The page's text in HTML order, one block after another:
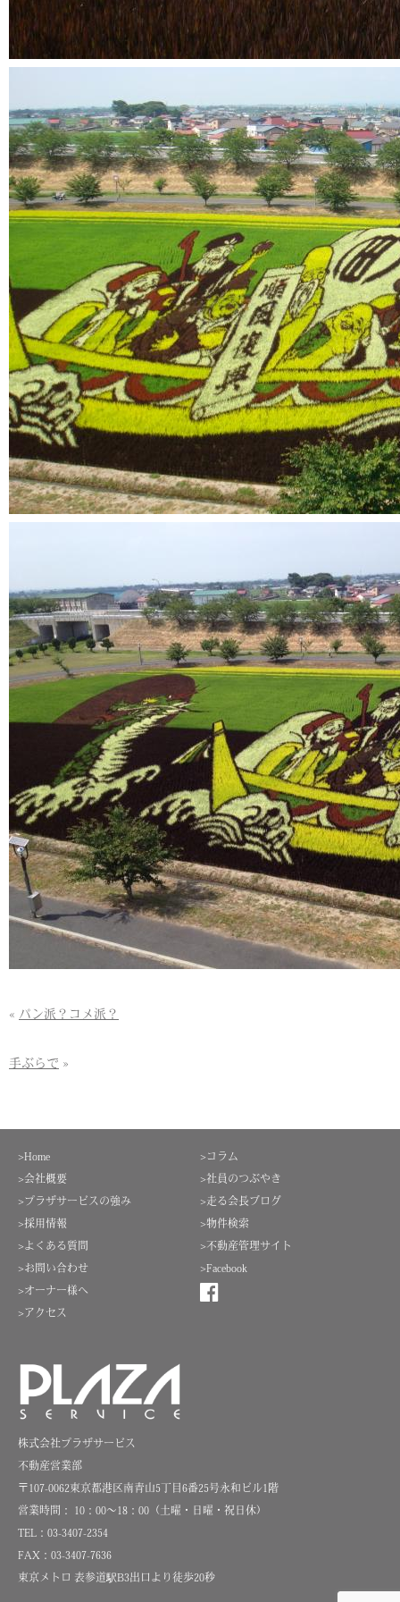
« パン派？コメ派？
手ぶらで »
>コラム
>社員のつぶやき
>走る会長ブログ
>物件検索
>不動産管理サイト
>Facebook
>Home
>会社概要
>プラザサービスの強み
>採用情報
>よくある質問
>お問い合わせ
>オーナー様へ
>アクセス
株式会社プラザサービス
不動産営業部
〒107-0062東京都港区南青山5丁目6番25号永和ビル1階
営業時間： 10：00～18：00（土曜・日曜・祝日休）
TEL：03-3407-2354
FAX：03-3407-7636
東京メトロ 表参道駅B3出口より徒歩20秒